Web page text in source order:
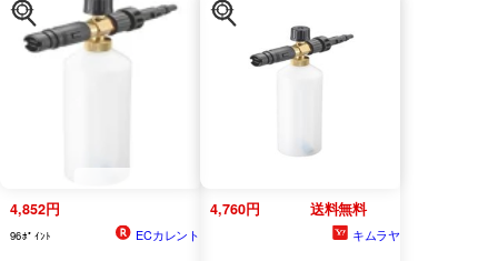
4,852円
96ﾎﾟｲﾝﾄ ECカレント
4,760円 送料無料
キムラヤ